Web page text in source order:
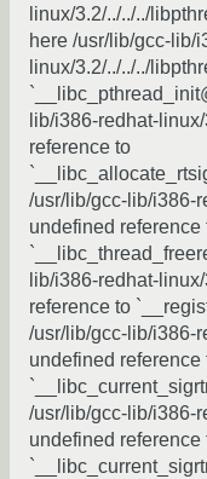
linux/3.2/../../../
here /usr/lib/gcc-lib/
linux/3.2/../../../
lib/i386-redhat-
reference to
/usr/lib/gcc-lib/i386-
undefined reference
lib/i386-redhat-
reference to
/usr/lib/gcc-lib/i386-
undefined reference
/usr/lib/gcc-lib/i386-
undefined reference